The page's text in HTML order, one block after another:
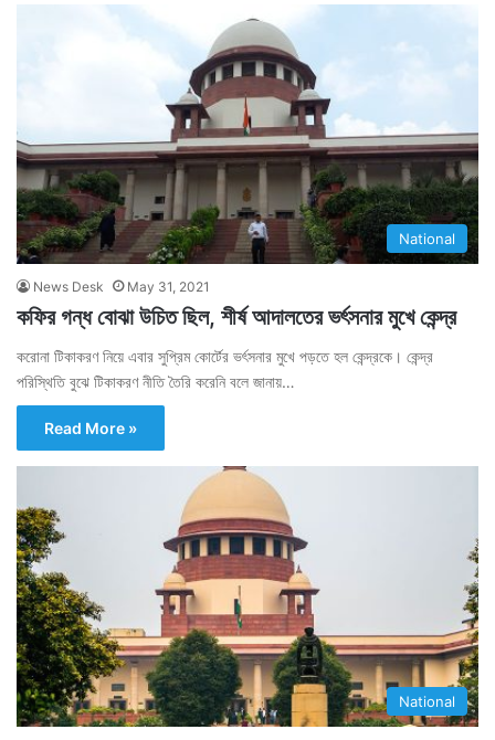
National
News Desk May 31, 2021
কফির গন্ধ বোঝা উচিত ছিল, শীর্ষ আদালতের ভর্ৎসনার মুখে কেন্দ্র
করোনা টিকাকরণ নিয়ে এবার সুপ্রিম কোর্টের ভর্ৎসনার মুখে পড়তে হল কেন্দ্রকে। কেন্দ্র
পরিস্থিতি বুঝে টিকাকরণ নীতি তৈরি করেনি বলে জানায়…
Read More »
National